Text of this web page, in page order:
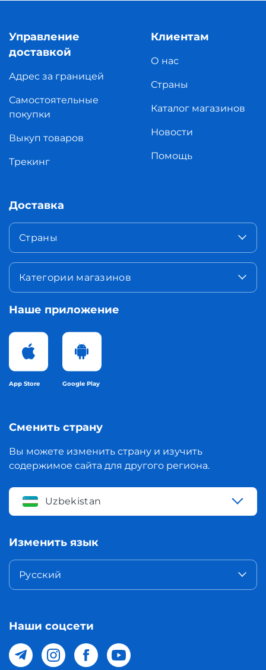
Управление
доставкой
Адрес за границей
Самостоятельные
покупки
Выкуп товаров
Трекинг
Клиентам
О нас
Страны
Каталог магазинов
Новости
Помощь
Доставка
Страны
Категории магазинов
Наше приложение
App Store Google Play
Сменить страну
Вы можете изменить страну и изучить
содержимое сайта для другого региона.
Uzbekistan
Изменить язык
Русский
Наши соцсети